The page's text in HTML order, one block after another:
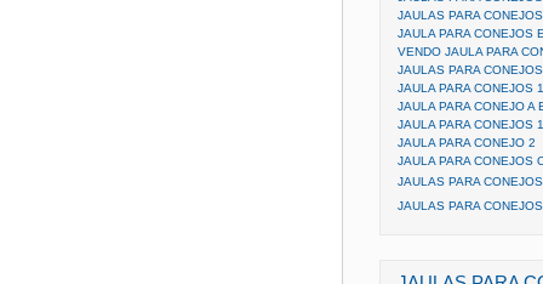
JAULAS PARA
JAULA PARA CONEJOS
VENDO JAULA PARA
JAULAS PARA
JAULA PARA CONEJOS
JAULA PARA CONEJO A
JAULA PARA CONEJOS
JAULA PARA CONEJO 2
JAULA PARA CONEJOS
JAULAS PARA
JAULAS PARA